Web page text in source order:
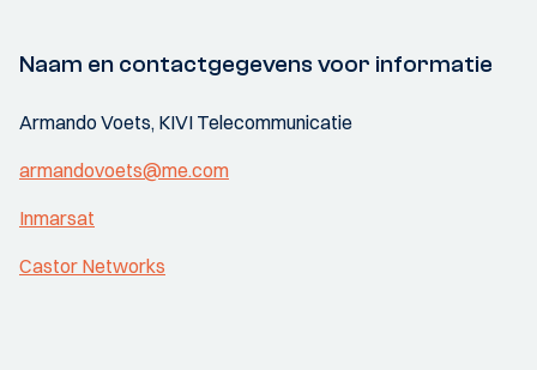
Naam en contactgegevens voor informatie
Armando Voets, KIVI Telecommunicatie
armandovoets@me.com
Inmarsat
Castor Networks